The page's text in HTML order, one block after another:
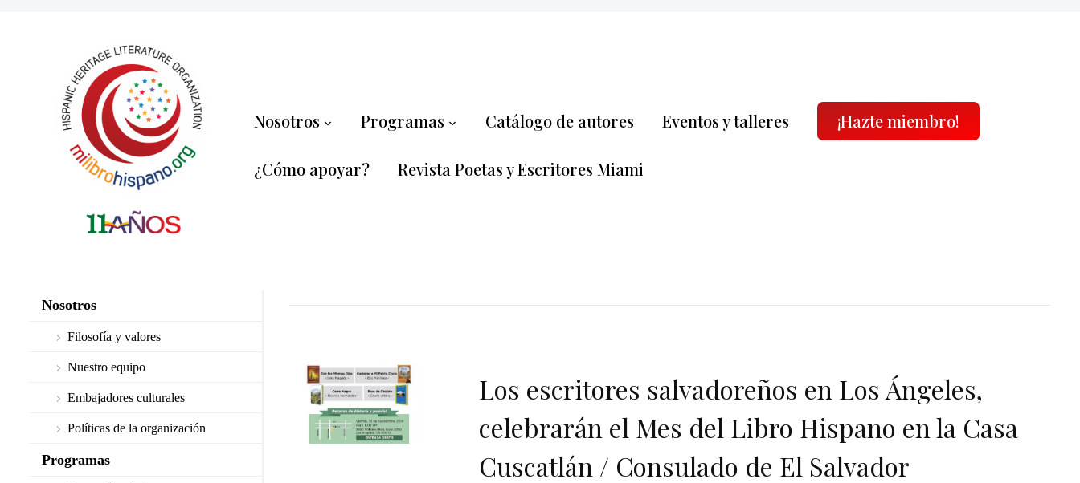
Nosotros Programas Catálogo de autores Eventos y talleres ¡Hazte miembro!
¿Cómo apoyar? Revista Poetas y Escritores Miami
Nosotros
Filosofía y valores
Nuestro equipo
Embajadores culturales
Políticas de la organización
Programas
Los escritores salvadoreños en Los Ángeles,
celebrarán el Mes del Libro Hispano en la Casa
Cuscatlán / Consulado de El Salvador